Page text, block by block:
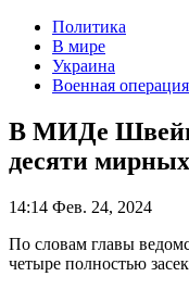
Политика
В мире
Украина
Военная
В МИДе
десяти
14:14 Фев. 24, 2024
По словам главы
четыре полностью